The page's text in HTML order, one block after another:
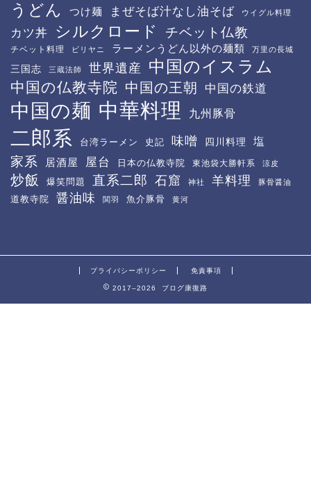
うどん つけ麺 まぜそば汁なし油そば ウイグル料理
カツ丼 シルクロード チベット仏教
チベット料理 ビリヤニ ラーメンうどん以外の麺類 万里の長城
三国志 三蔵法師 世界遺産 中国のイスラム
中国の仏教寺院 中国の王朝 中国の鉄道
中国の麺 中華料理 九州豚骨
二郎系 台湾ラーメン 史記 味噌 四川料理 塩
家系 居酒屋 屋台 日本の仏教寺院 東池袋大勝軒系 涼皮
炒飯 爆笑問題 直系二郎 石窟 神社 羊料理 豚骨醤油
道教寺院 醤油味 関羽 魚介豚骨 黄河
プライバシーポリシー 免責事項
2017–2026 ブログ康復路